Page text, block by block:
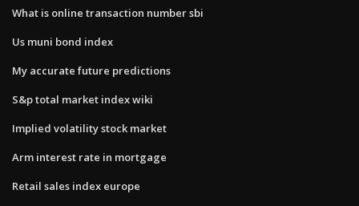
What is online transaction number sbi
Us muni bond index
My accurate future predictions
S&p total market index wiki
Implied volatility stock market
Arm interest rate in mortgage
Retail sales index europe